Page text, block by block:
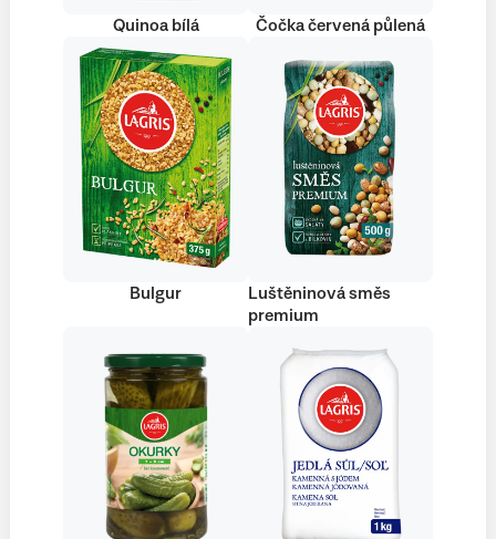
Quinoa bílá Čočka červená půlená
Bulgur
Luštěninová směs
premium